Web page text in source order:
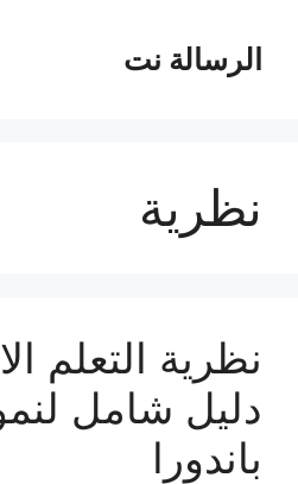
المحتوىالرسالة نت
نظرية
نظرية التعلم
دليل شامل
باندورا